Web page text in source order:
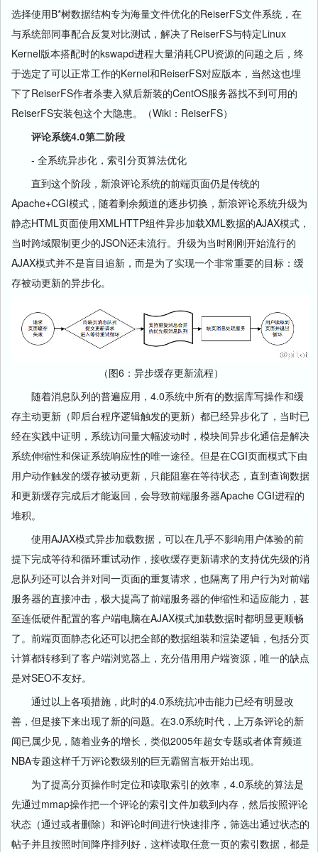
选择使用B*树数据结构专为海量文件优化的ReiserFS文件系统，在
与系统部同事配合反复对比测试，解决了ReiserFS与特定Linux
Kernel版本搭配时的kswapd进程大量消耗CPU资源的问题之后，终
于选定了可以正常工作的Kernel和ReiserFS对应版本，当然这也埋
下了ReiserFS作者杀妻入狱后新装的CentOS服务器找不到可用的
ReiserFS安装包这个大隐患。（Wiki：ReiserFS）
评论系统4.0第二阶段
- 全系统异步化，索引分页算法优化
直到这个阶段，新浪评论系统的前端页面仍是传统的
Apache+CGI模式，随着剩余频道的逐步切换，新浪评论系统升级为
静态HTML页面使用XMLHTTP组件异步加载XML数据的AJAX模式，
当时跨域限制更少的JSON还未流行。升级为当时刚刚开始流行的
AJAX模式并不是盲目追新，而是为了实现一个非常重要的目标：缓
存被动更新的异步化。
（图6：异步缓存更新流程）
随着消息队列的普遍应用，4.0系统中所有的数据库写操作和缓
存主动更新（即后台程序逻辑触发的更新）都已经异步化了，当时已
经在实践中证明，系统访问量大幅波动时，模块间异步化通信是解决
系统伸缩性和保证系统响应性的唯一途径。但是在CGI页面模式下由
用户动作触发的缓存被动更新，只能阻塞在等待状态，直到查询数据
和更新缓存完成后才能返回，会导致前端服务器Apache CGI进程的
堆积。
使用AJAX模式异步加载数据，可以在几乎不影响用户体验的前
提下完成等待和循环重试动作，接收缓存更新请求的支持优先级的消
息队列还可以合并对同一页面的重复请求，也隔离了用户行为对前端
服务器的直接冲击，极大提高了前端服务器的伸缩性和适应能力，甚
至连低硬件配置的客户端电脑在AJAX模式加载数据时都明显更顺畅
了。前端页面静态化还可以把全部的数据组装和渲染逻辑，包括分页
计算都转移到了客户端浏览器上，充分借用用户端资源，唯一的缺点
是对SEO不友好。
通过以上各项措施，此时的4.0系统抗冲击能力已经有明显改
善，但是接下来出现了新的问题。在3.0系统时代，上万条评论的新
闻已属少见，随着业务的增长，类似2005年超女专题或者体育频道
NBA专题这样千万评论数级别的巨无霸留言板开始出现。
为了提高分页操作时定位和读取索引的效率，4.0系统的算法是
先通过mmap操作把一个评论的索引文件加载到内存，然后按照评论
状态（通过或者删除）和评论时间进行快速排序，筛选出通过状态的
帖子并且按照时间降序排列好，这样读取任意一页的索引数据，都是